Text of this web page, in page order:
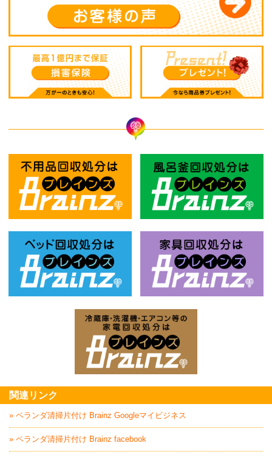
関連リンク
» ベランダ清掃片付け Brainz Googleマイビジネス
» ベランダ清掃片付け Brainz facebook